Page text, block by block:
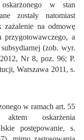
w stan
zostały natomiast
zażalenie na odmowę
przygotowawczego, a
(zob. wyr.
Nr 8, poz. 96; P.
Warszawa 2011, s.
w ramach art. 55
oskarżenia
postępowanie, s.